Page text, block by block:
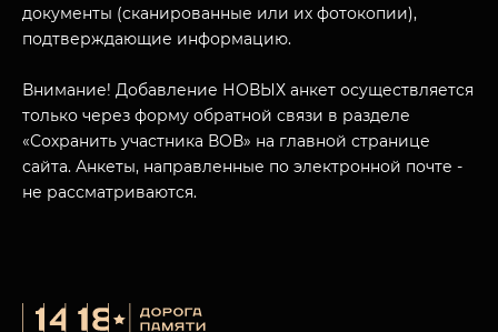
О НАС
документы (сканированные или их фотокопии),
подтверждающие информацию.
Внимание! Добавление НОВЫХ анкет осуществляется
только через форму обратной связи в разделе
«Сохранить участника ВОВ» на главной странице
сайта. Анкеты, направленные по электронной почте -
не рассматриваются.